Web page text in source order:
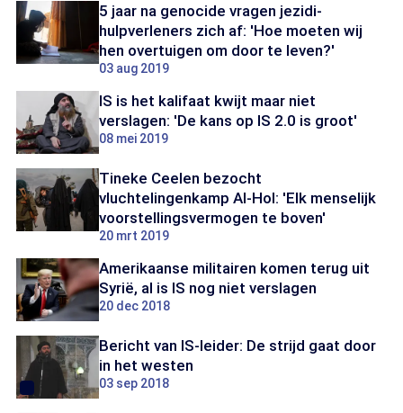
5 jaar na genocide vragen jezidi-
hulpverleners zich af: 'Hoe moeten wij
hen overtuigen om door te leven?'
03 aug 2019
IS is het kalifaat kwijt maar niet
verslagen: 'De kans op IS 2.0 is groot'
08 mei 2019
Tineke Ceelen bezocht
vluchtelingenkamp Al-Hol: 'Elk menselijk
voorstellingsvermogen te boven'
20 mrt 2019
Amerikaanse militairen komen terug uit
Syrië, al is IS nog niet verslagen
20 dec 2018
Bericht van IS-leider: De strijd gaat door
in het westen
03 sep 2018